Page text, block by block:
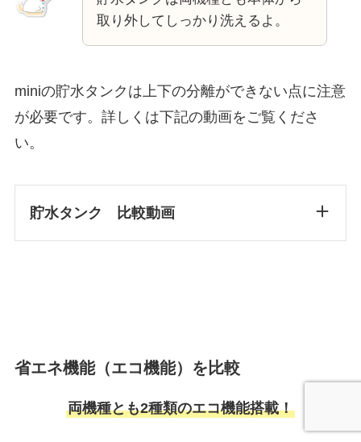
取り外してしっかり洗えるよ。
miniの貯水タンクは上下の分離ができない点に注意
が必要です。詳しくは下記の動画をご覧くださ
い。
貯水タンク 比較動画
省エネ機能（エコ機能）を比較
両機種とも2種類のエコ機能搭載！